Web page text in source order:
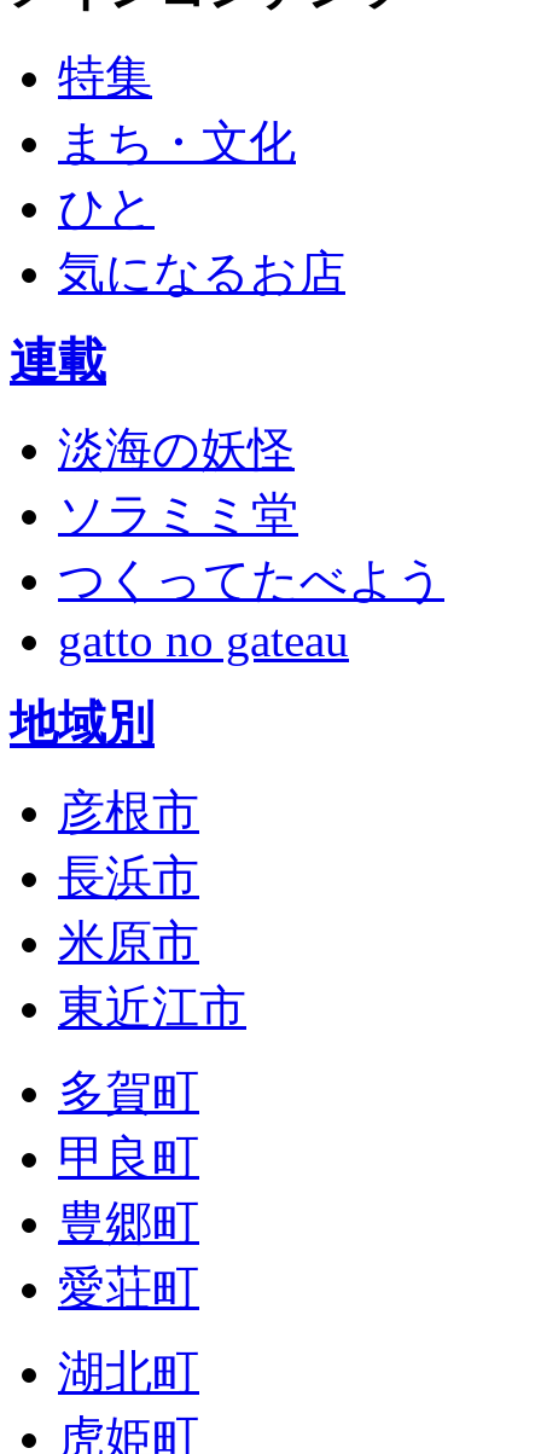
特集
まち・文化
ひと
気になるお店
連載
淡海の妖怪
ソラミミ堂
つくってたべよう
gatto no gateau
地域別
彦根市
長浜市
米原市
東近江市
多賀町
甲良町
豊郷町
愛荘町
湖北町
虎姫町